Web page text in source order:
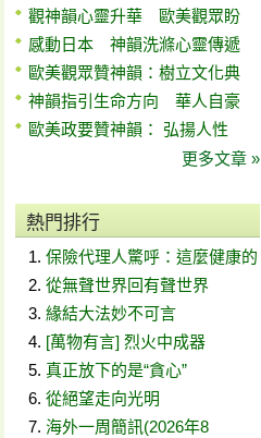
觀神韻心靈升華 歐美觀眾盼
感動日本 神韻洗滌心靈傳遞
歐美觀眾贊神韻：樹立文化典
神韻指引生命方向 華人自豪
歐美政要贊神韻： 弘揚人性
更多文章 »
熱門排行
保險代理人驚呼：這麼健康的
從無聲世界回有聲世界
緣結大法妙不可言
[萬物有言] 烈火中成器
真正放下的是“貪心”
從絕望走向光明
海外一周簡訊(2026年8